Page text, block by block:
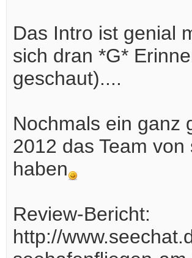
Das Intro ist genial
sich dran *G*
geschaut)....
Nochmals ein ganz
2012 das Team
haben
Review-Bericht:
http://